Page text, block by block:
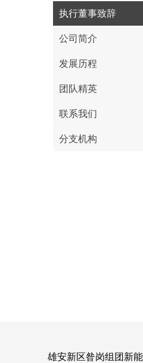
执行董事致辞
公司简介
发展历程
团队精英
联系我们
分支机构
雄安新区昝岗组团新